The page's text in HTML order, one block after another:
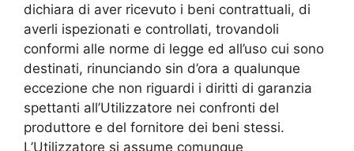
dichiara di aver ricevuto i beni contrattuali, di
averli ispezionati e controllati, trovandoli
conformi alle norme di legge ed all’uso cui sono
destinati, rinunciando sin d’ora a qualunque
eccezione che non riguardi i diritti di garanzia
spettanti all’Utilizzatore nei confronti del
produttore e del fornitore dei beni stessi.
L’Utilizzatore si assume comunque